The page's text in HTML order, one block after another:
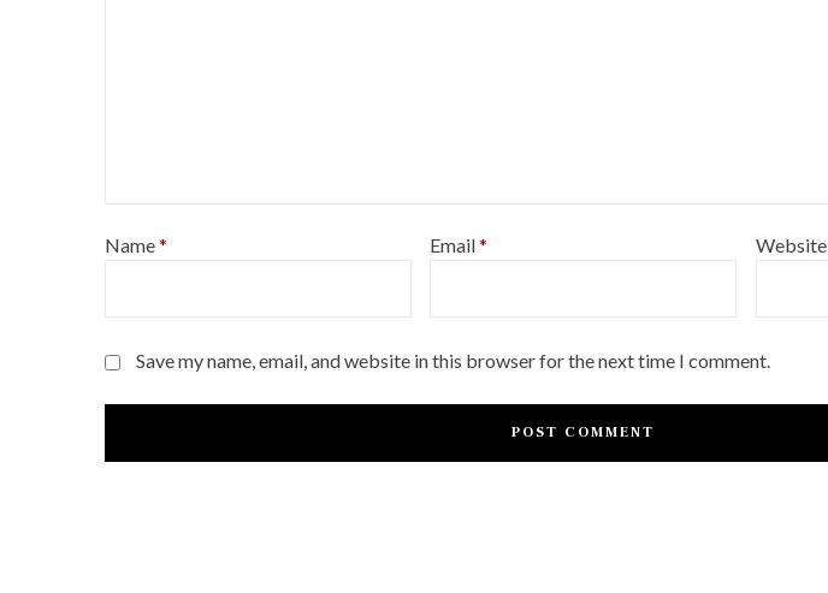
Name* Email* Website
Save my name, email, and website in this browser for the next time I comment.